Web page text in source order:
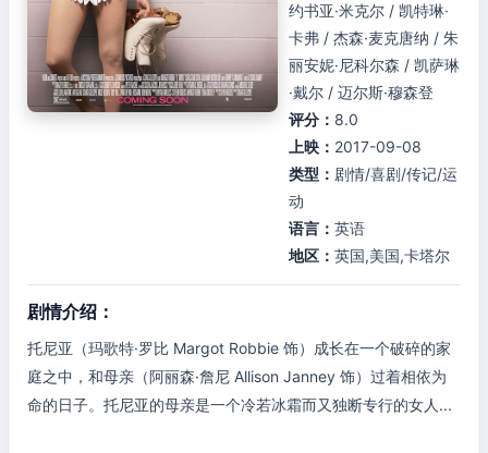
约书亚·米克尔 / 凯特琳·
卡弗 / 杰森·麦克唐纳 / 朱
丽安妮·尼科尔森 / 凯萨琳
·戴尔 / 迈尔斯·穆森登
评分： 8.0
上映： 2017-09-08
类型： 剧情/喜剧/传记/运
动
语言： 英语
地区： 英国,美国,卡塔尔
剧情介绍：
托尼亚（玛歌特·罗比 Margot Robbie 饰）成长在一个破碎的家
庭之中，和母亲（阿丽森·詹尼 Allison Janney 饰）过着相依为
命的日子。托尼亚的母亲是一个冷若冰霜而又独断专行的女人...